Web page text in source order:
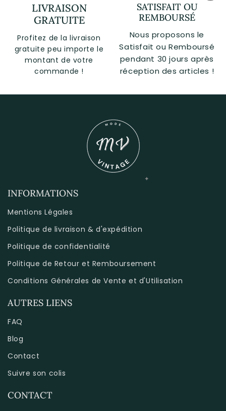
LIVRAISON
GRATUITE
Profitez de la livraison
gratuite peu importe le
montant de votre
commande !
SATISFAIT OU
REMBOURSÉ
Nous proposons le
Satisfait ou Remboursé
pendant 30 jours après
réception des articles !
INFORMATIONS
Mentions Légales
Politique de livraison & d'expédition
Politique de confidentialité
Politique de Retour et Remboursement
Conditions Générales de Vente et d'Utilisation
AUTRES LIENS
FAQ
Blog
Contact
Suivre son colis
CONTACT